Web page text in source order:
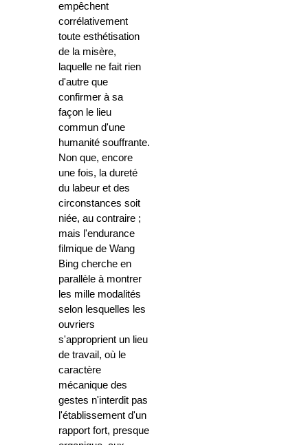
empêchent
corrélativement
toute esthétisation
de la misère,
laquelle ne fait rien
d'autre que
confirmer à sa
façon le lieu
commun d'une
humanité souffrante.
Non que, encore
une fois, la dureté
du labeur et des
circonstances soit
niée, au contraire ;
mais l'endurance
filmique de Wang
Bing cherche en
parallèle à montrer
les mille modalités
selon lesquelles les
ouvriers
s'approprient un lieu
de travail, où le
caractère
mécanique des
gestes n'interdit pas
l'établissement d'un
rapport fort, presque